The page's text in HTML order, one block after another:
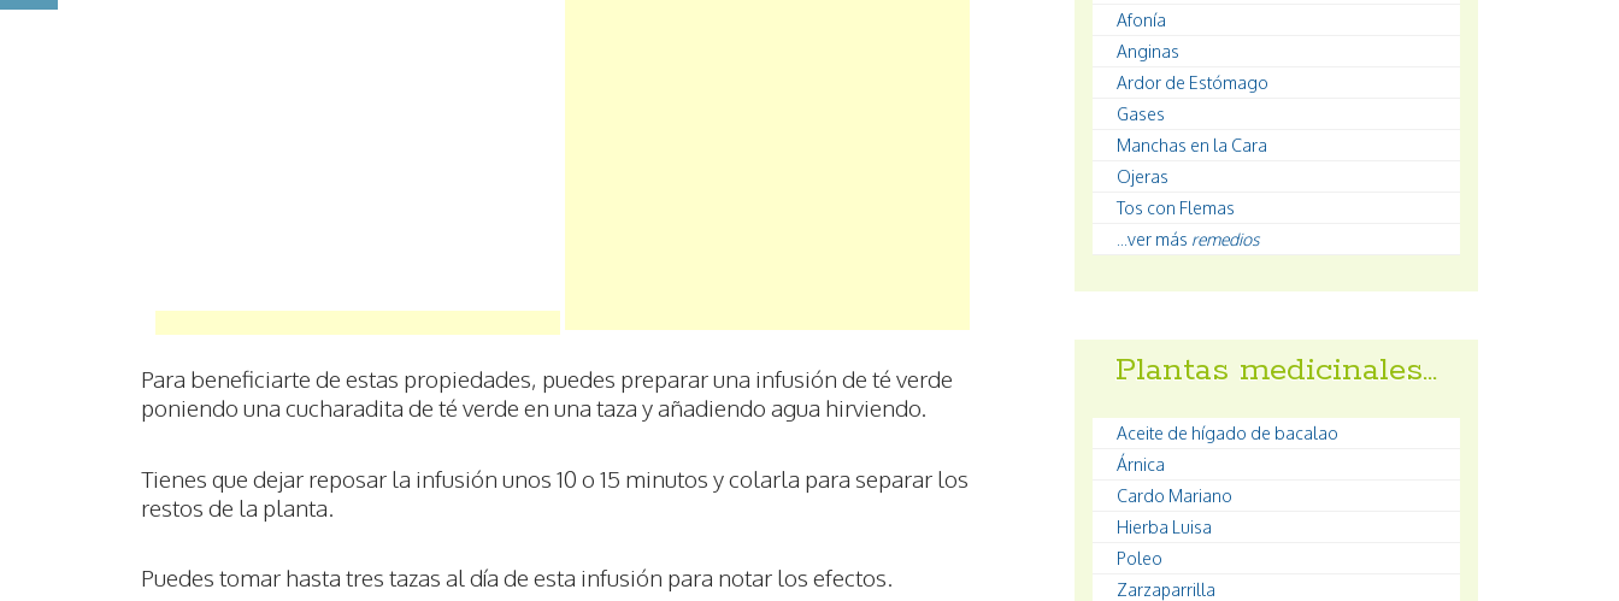
Para beneficiarte de estas propiedades, puedes preparar una infusión de té verde
poniendo una cucharadita de té verde en una taza y añadiendo agua hirviendo.
Tienes que dejar reposar la infusión unos 10 o 15 minutos y colarla para separar los
restos de la planta.
Puedes tomar hasta tres tazas al día de esta infusión para notar los efectos.
Afonía
Anginas
Ardor de Estómago
Gases
Manchas en la Cara
Ojeras
Tos con Flemas
...ver más remedios
Plantas medicinales…
Aceite de hígado de bacalao
Árnica
Cardo Mariano
Hierba Luisa
Poleo
Zarzaparrilla